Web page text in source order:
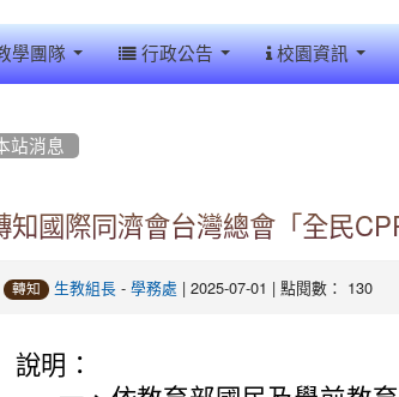
學團隊 行政公告 校園資訊
站消息
知國際同濟會台灣總會「全民
轉知 生教組長- 學務處 | 2025-07-01 | 點閱數： 130
說明：